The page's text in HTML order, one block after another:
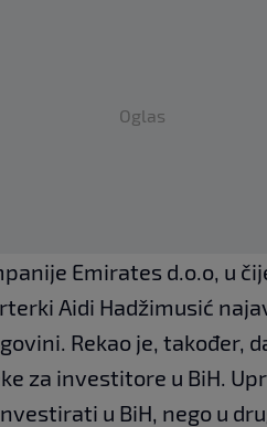
Oglas
Emirates d.o.o, u
Aidi Hadžimusić
Rekao je, također,
za investitore u BiH.
u BiH, nego u